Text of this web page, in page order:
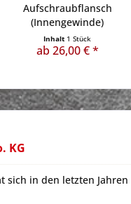
Aufschraubflansch
(Innengewinde)
Inhalt 1 Stück
ab 26,00 € *
KG
sich in den letzten